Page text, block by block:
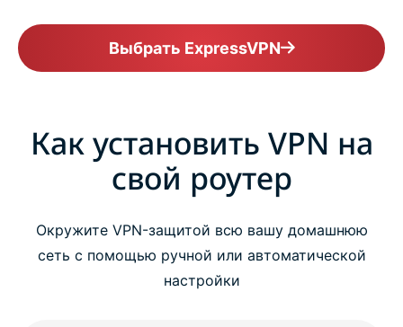
Выбрать ExpressVPN
Как установить VPN на
свой роутер
Окружите VPN-защитой всю вашу домашнюю
сеть с помощью ручной или автоматической
настройки